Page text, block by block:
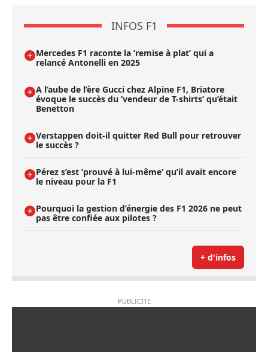
INFOS F1
Mercedes F1 raconte la ’remise à plat’ qui a
relancé Antonelli en 2025
A l’aube de l’ère Gucci chez Alpine F1, Briatore
évoque le succès du ’vendeur de T-shirts’ qu’était
Benetton
Verstappen doit-il quitter Red Bull pour retrouver
le succès ?
Pérez s’est ’prouvé à lui-même’ qu’il avait encore
le niveau pour la F1
Pourquoi la gestion d’énergie des F1 2026 ne peut
pas être confiée aux pilotes ?
+ d'infos